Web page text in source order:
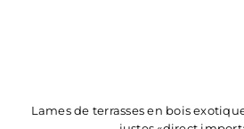
Lames de terrasses en bois